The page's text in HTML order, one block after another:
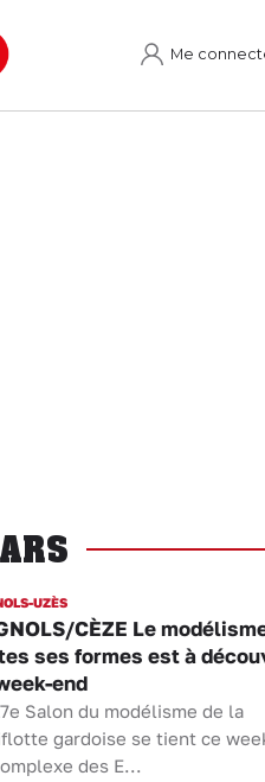
Me
UZÈS
CÈZE Le
ses formes est à
end
Salon du modélisme de la
gardoise se tient ce
des E...